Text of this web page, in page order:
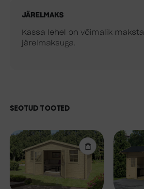
JÄRELMAKS
Kassa lehel on võimalik maksta
järelmaksuga.
SEOTUD TOOTED